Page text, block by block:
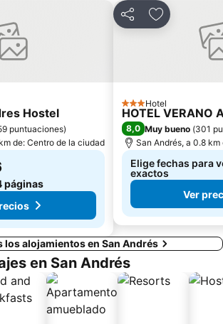
Hostel
puntuaciones)
de: Centro de la ciudad
páginas
CompartirAgregar a
3 Estrellas
Hotel
HOTEL VERANO
8,0 Muy bueno (301
San Andrés, a 0.8
Elige fechas para
exactos
Ver
los alojamientos en San Andrés
en San Andrés